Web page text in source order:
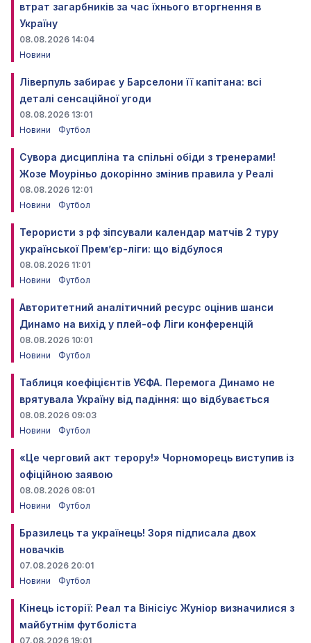
втрат загарбників за час їхнього вторгнення в
Україну
08.08.2026 14:04
Новини
Ліверпуль забирає у Барселони її капітана: всі
деталі сенсаційної угоди
08.08.2026 13:01
Новини
Футбол
Сувора дисципліна та спільні обіди з тренерами!
Жозе Моуріньо докорінно змінив правила у Реалі
08.08.2026 12:01
Новини
Футбол
Терористи з рф зіпсували календар матчів 2 туру
української Прем’єр-ліги: що відбулося
08.08.2026 11:01
Новини
Футбол
Авторитетний аналітичний ресурс оцінив шанси
Динамо на вихід у плей-оф Ліги конференцій
08.08.2026 10:01
Новини
Футбол
Таблиця коефіцієнтів УЄФА. Перемога Динамо не
врятувала Україну від падіння: що відбувається
08.08.2026 09:03
Новини
Футбол
«Це черговий акт терору!» Чорноморець виступив із
офіційною заявою
08.08.2026 08:01
Новини
Футбол
Бразилець та українець! Зоря підписала двох
новачків
07.08.2026 20:01
Новини
Футбол
Кінець історії: Реал та Вінісіус Жуніор визначилися з
майбутнім футболіста
07.08.2026 19:01